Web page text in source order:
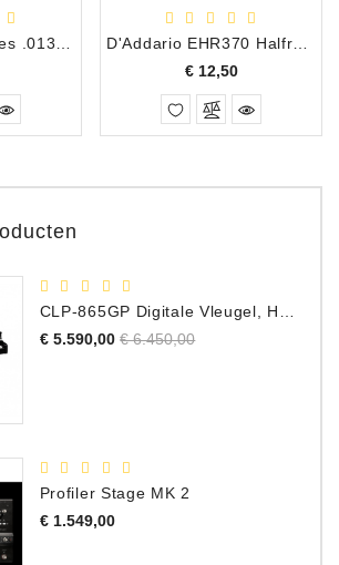
€ 12,50Prijs
€ 5.590,00 Normale
€ 6.450,00Prijs
Profiler Stage MK 2
€ 1.549,00Prijs